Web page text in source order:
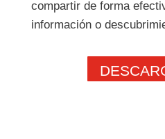
compartir de forma
información o